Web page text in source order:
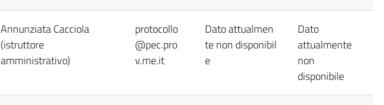
Annunziata Cacciola
(istruttore
amministrativo)
protocollo
@pec.pro
v.me.it
Dato attualmen
te non disponibil
e
Dato
attualmente
non
disponibile